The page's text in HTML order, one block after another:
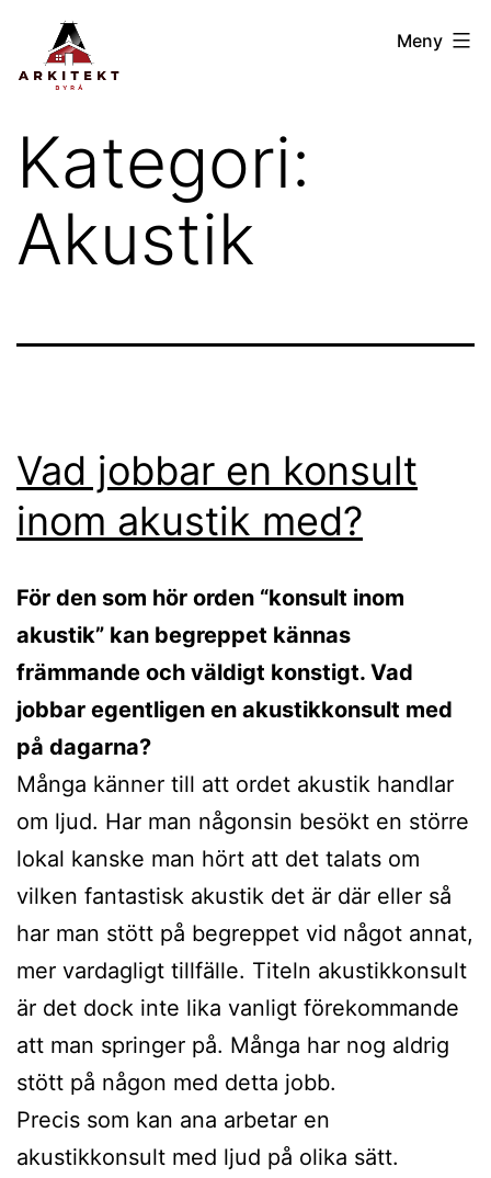
Hoppa
innehåll
Arkitektbyrån
GBG
Meny
Kategori:
Akustik
Vad jobbar en konsult
inom akustik med?
För den som hör orden “konsult inom
akustik” kan begreppet kännas
främmande och väldigt konstigt. Vad
jobbar egentligen en akustikkonsult med
på dagarna?
Många känner till att ordet akustik handlar
om ljud. Har man någonsin besökt en större
lokal kanske man hört att det talats om
vilken fantastisk akustik det är där eller så
har man stött på begreppet vid något annat,
mer vardagligt tillfälle. Titeln akustikkonsult
är det dock inte lika vanligt förekommande
att man springer på. Många har nog aldrig
stött på någon med detta jobb.
Precis som kan ana arbetar en
akustikkonsult med ljud på olika sätt.